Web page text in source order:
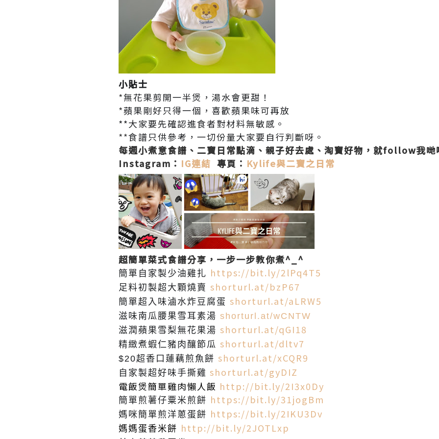
小貼士
*無花果剪開一半煲，湯水會更甜！
*蘋果剛好只得一個，喜歡蘋果味可再放
**大家要先確認進食者對材料無敏感。
**食譜只供參考，一切份量大家要自行判斷呀。
每週小煮意食譜、二寶日常點滴、親子好去處、淘寶好物，就follow我哋
Instagram： IG連結 專頁： Kylife與二寶之日常
超簡單菜式食譜分享，一步一步教你煮^_^
簡單自家製少油雞扎 https://bit.ly/2lPq4T5
足料初製超大顆燒賣 shorturl.at/bzP67
簡單超入味滷水炸豆腐蛋 shorturl.at/aLRW5
滋味南瓜腰果雪耳素湯 shorturl.at/wCNTW
滋潤 蘋果雪梨無花果湯 shorturl.at/qGI18
精緻煮蝦仁豬肉釀節瓜 shorturl.at/dltv7
$20超香口蓮藕煎魚餅 shorturl.at/xCQR9
自家製超好味手撕雞 shorturl.at/gyDIZ
電飯煲簡單雞肉懶人飯 http://bit.ly/2I3x0Dy
簡單煎薯仔粟米煎餅 https://bit.ly/31jogBm
媽咪簡單 煎 洋蔥蛋餅 https://bit.ly/2IKU3Dv
媽媽蛋香米餅 http://bit.ly/2JOTLxp